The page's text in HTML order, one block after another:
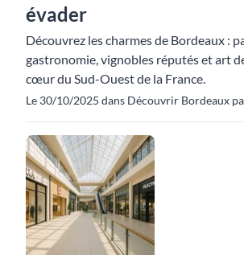
évader
Découvrez les charmes de Bordeaux :
gastronomie, vignobles réputés et art
cœur du Sud-Ouest de la France.
Le 30/10/2025 dans Découvrir Bordeaux